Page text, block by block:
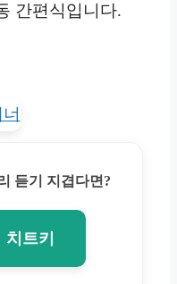
간편식입니다.
듣기 지겹다면?
트키